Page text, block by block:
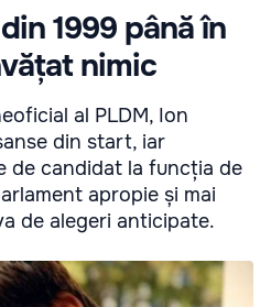
1999 până în
nimic
al PLDM, Ion
din start, iar
de candidat la funcția de
apropie și mai
de alegeri anticipate.